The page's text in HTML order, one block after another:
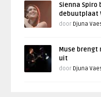
Sienna
debuutplaat
door Djuna
Muse brengt
uit
door Djuna